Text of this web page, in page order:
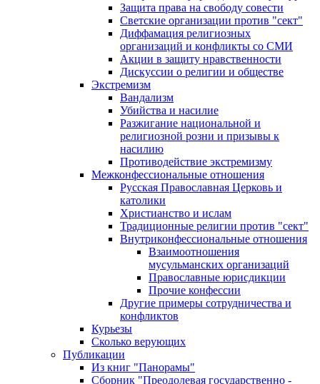
Защита права на свободу совести
Светские организации против "сект"
Диффамация религиозных
организаций и конфликты со СМИ
Акции в защиту нравственности
Дискуссии о религии и обществе
Экстремизм
Вандализм
Убийства и насилие
Разжигание национальной и
религиозной розни и призывы к
насилию
Противодействие экстремизму
Межконфессиональные отношения
Русская Православная Церковь и
католики
Христианство и ислам
Традиционные религии против "сект"
Внутриконфессиональные отношения
Взаимоотношения
мусульманских организаций
Православные юрисдикции
Прочие конфессии
Другие примеры сотрудничества и
конфликтов
Курьезы
Сколько верующих
Публикации
Из книг "Панорамы"
Сборник "Преодолевая государственно -